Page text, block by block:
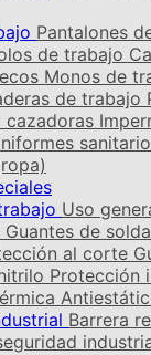
Pantalones
de trabajo
Monos de
de trabajo
cazadoras
Uso
Guantes de
al corte
Protección
Barrera